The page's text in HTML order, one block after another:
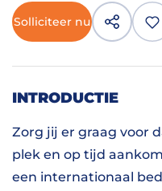
Solliciteer nu
INTRODUCTIE
Zorg jij er graag voor
plek en op tijd
een internationaal